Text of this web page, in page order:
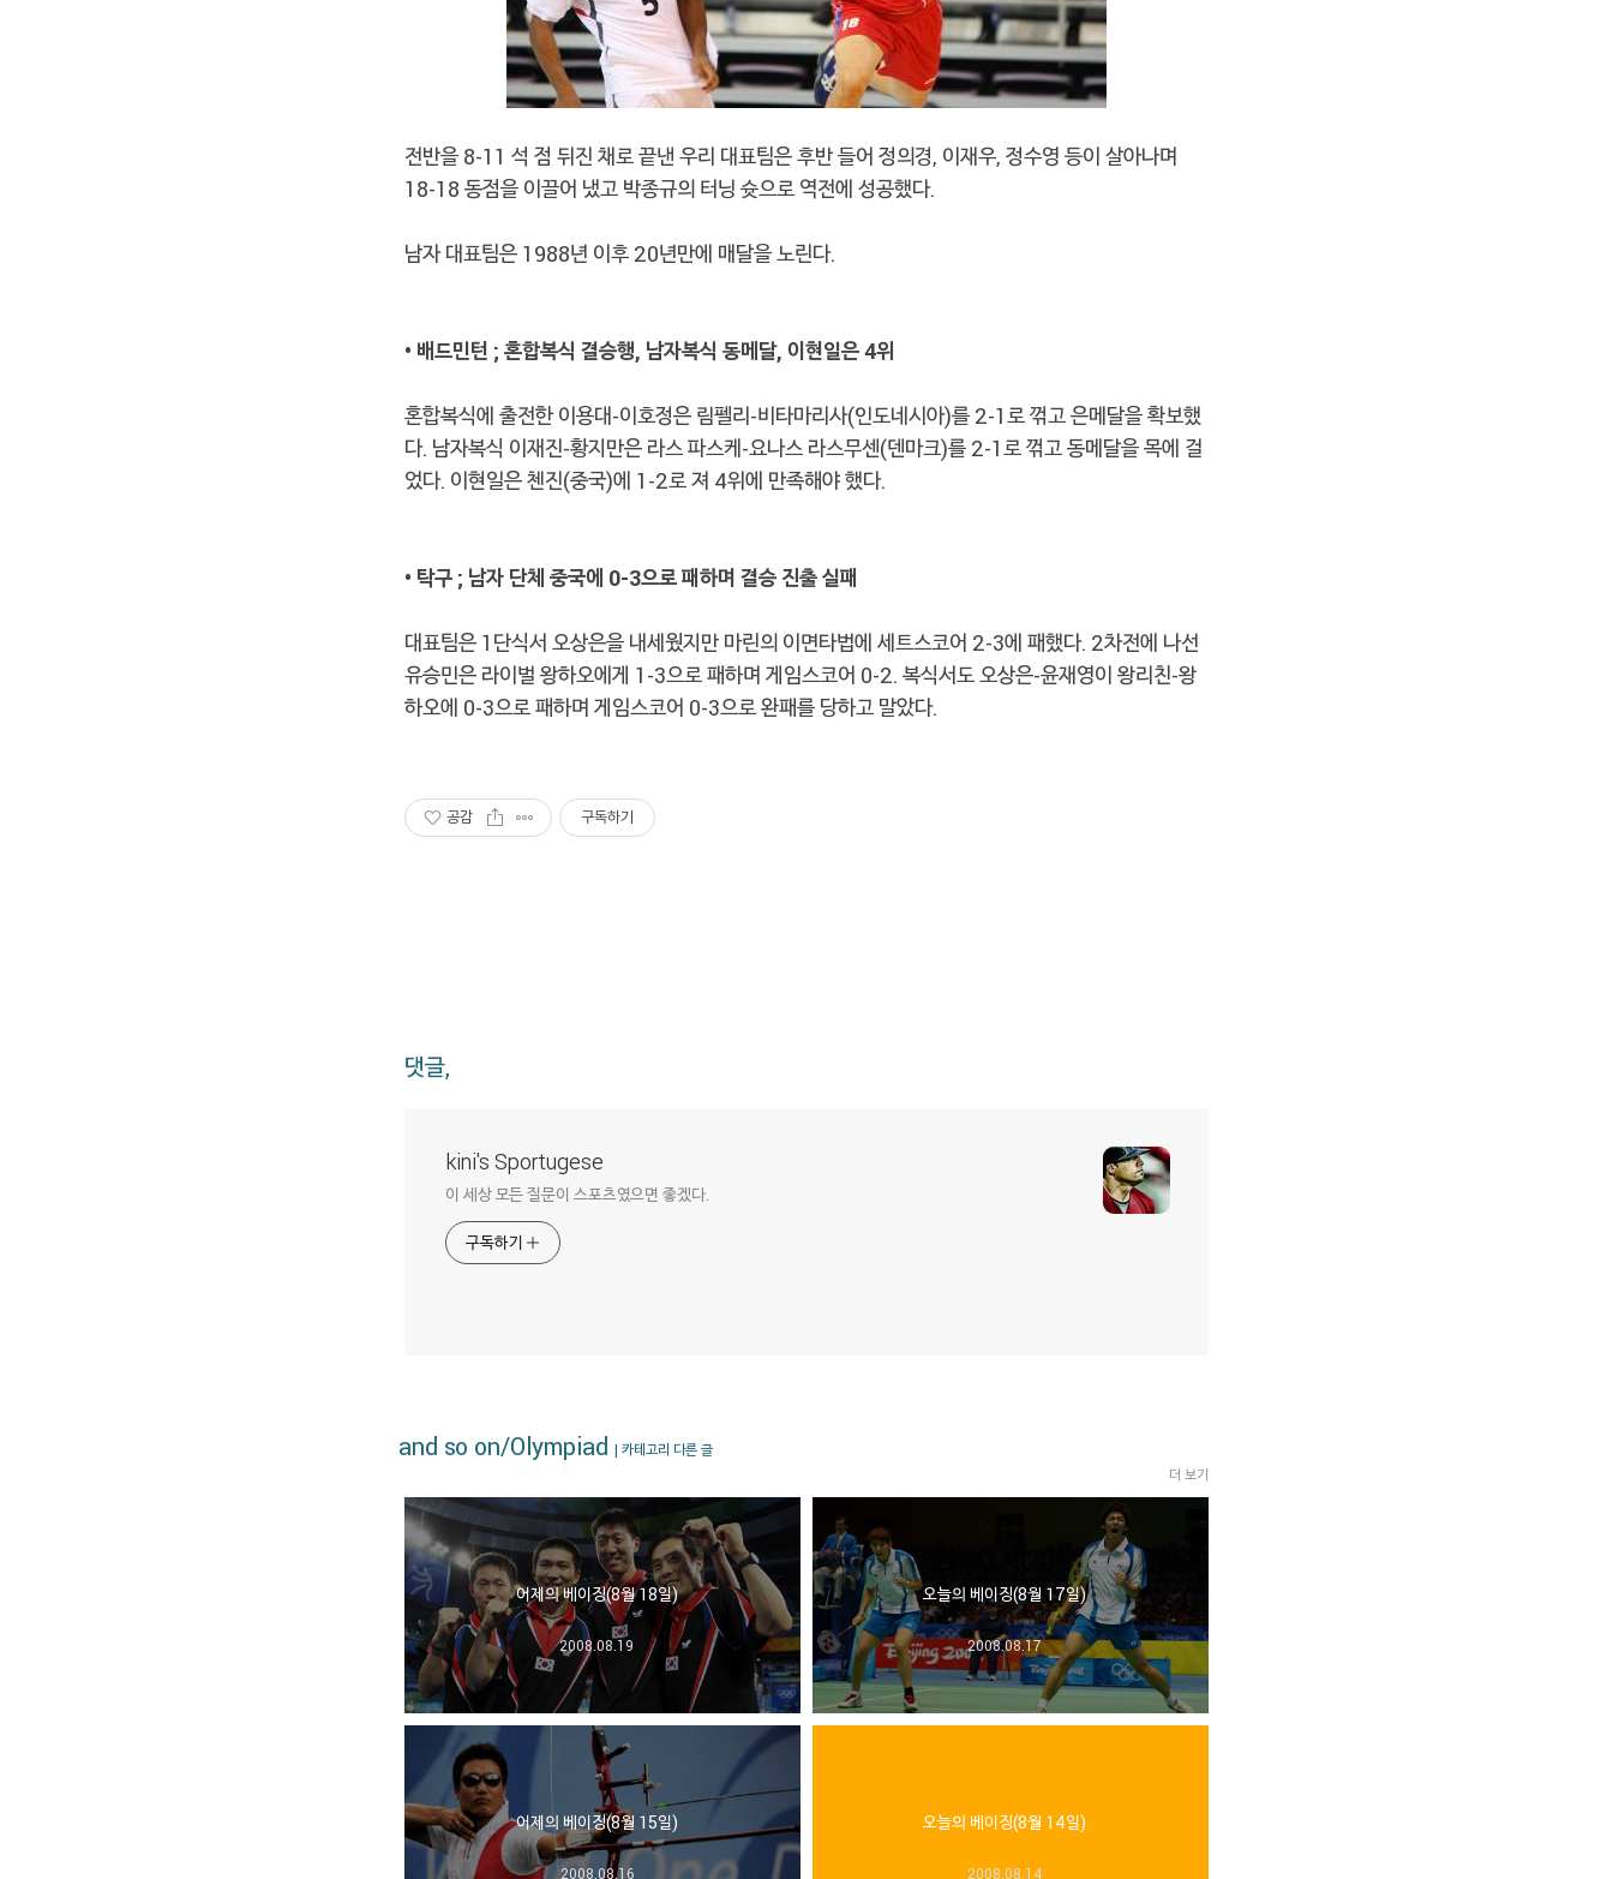
전반을 8-11 석 점 뒤진 채로 끝낸 우리 대표팀은 후반 들어 정의경, 이재우, 정수영 등이 살아나며
18-18 동점을 이끌어 냈고 박종규의 터닝 슛으로 역전에 성공했다.
남자 대표팀은 1988년 이후 20년만에 매달을 노린다.
• 배드민턴 ; 혼합복식 결승행, 남자복식 동메달, 이현일은 4위
혼합복식에 출전한 이용대-이호정은 림펠리-비타마리사(인도네시아)를 2-1로 꺾고 은메달을 확보했
다. 남자복식 이재진-황지만은 라스 파스케-요나스 라스무센(덴마크)를 2-1로 꺾고 동메달을 목에 걸
었다. 이현일은 첸진(중국)에 1-2로 져 4위에 만족해야 했다.
• 탁구 ; 남자 단체 중국에 0-3으로 패하며 결승 진출 실패
대표팀은 1단식서 오상은을 내세웠지만 마린의 이면타법에 세트스코어 2-3에 패했다. 2차전에 나선
유승민은 라이벌 왕하오에게 1-3으로 패하며 게임스코어 0-2. 복식서도 오상은-윤재영이 왕리친-왕
하오에 0-3으로 패하며 게임스코어 0-3으로 완패를 당하고 말았다.
공감 구독하기
댓글,
kini's Sportugese
이 세상 모든 질문이 스포츠였으면 좋겠다.
구독하기
and so on/Olympiad | 카테고리 다른 글
더 보기
어제의 베이징(8월 18일)
2008.08.19
오늘의 베이징(8월 17일)
2008.08.17
어제의 베이징(8월 15일)
2008.08.16
오늘의 베이징(8월 14일)
2008.08.14